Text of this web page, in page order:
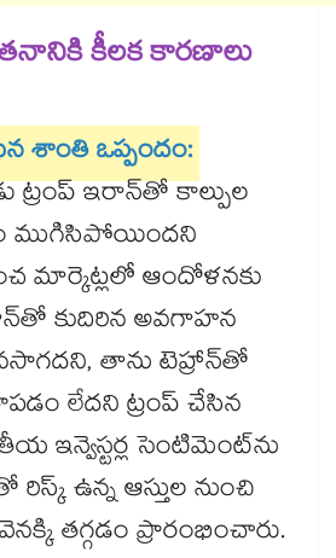
కీలక కారణాలు
శాంతి ఒప్పందం:
ట్రంప్ ఇరాన్‌తో కాల్పుల
ముగిసిపోయిందని
మార్కెట్లలో ఆందోళనకు
కుదిరిన అవగాహన
తాను టెహ్రాన్‌తో
లేదని ట్రంప్ చేసిన
ఇన్వెస్టర్ల సెంటిమెంట్‌ను
ఉన్న ఆస్తుల నుంచి
తగ్గడం ప్రారంభించారు.